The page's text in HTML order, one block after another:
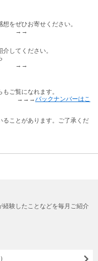
をぜひお寄せください。
してください。
→→
ご覧になれます。
→→→バックナンバーはこ
ことがあります。ご了承くだ
経験したことなどを毎月ご紹介